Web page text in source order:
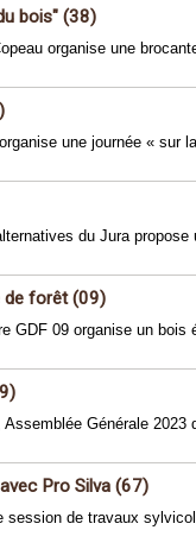
bois" (38)
organise une
une journée « sur
du Jura
de forêt (09)
GDF 09 organise un bois
Générale 2023
Pro Silva (67)
session de travaux